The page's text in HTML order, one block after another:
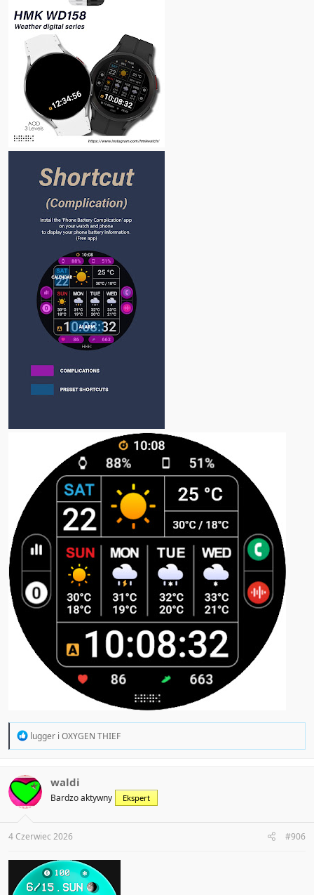
R
t
i
o
s
:
lugger i OXYGEN THIEF
waldi
Bardzo aktywny Ekspert
4 Czerwiec 2026 #906